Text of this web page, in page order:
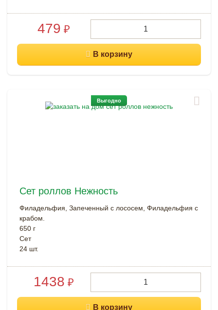
479 ₽
Сет роллов Нежность
Филадельфия, Запеченный с лососем, Филадельфия с
крабом.
650 г
Cет
24 шт.
1438 ₽
Выгодно